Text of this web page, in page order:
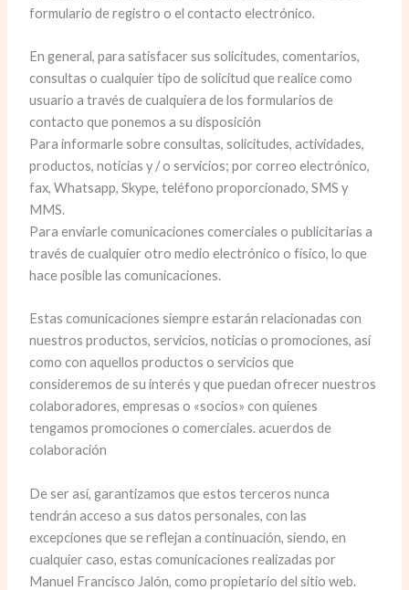
formulario de registro o el contacto electrónico.
En general, para satisfacer sus solicitudes, comentarios,
consultas o cualquier tipo de solicitud que realice como
usuario a través de cualquiera de los formularios de
contacto que ponemos a su disposición
Para informarle sobre consultas, solicitudes, actividades,
productos, noticias y / o servicios; por correo electrónico,
fax, Whatsapp, Skype, teléfono proporcionado, SMS y
MMS.
Para enviarle comunicaciones comerciales o publicitarias a
través de cualquier otro medio electrónico o físico, lo que
hace posible las comunicaciones.
Estas comunicaciones siempre estarán relacionadas con
nuestros productos, servicios, noticias o promociones, así
como con aquellos productos o servicios que
consideremos de su interés y que puedan ofrecer nuestros
colaboradores, empresas o «socios» con quienes
tengamos promociones o comerciales. acuerdos de
colaboración
De ser así, garantizamos que estos terceros nunca
tendrán acceso a sus datos personales, con las
excepciones que se reflejan a continuación, siendo, en
cualquier caso, estas comunicaciones realizadas por
Manuel Francisco Jalón, como propietario del sitio web.